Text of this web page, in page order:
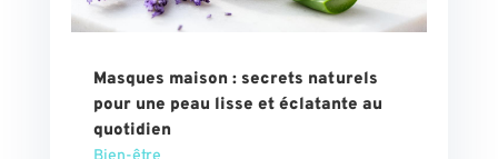
Masques maison : secrets naturels
pour une peau lisse et éclatante au
quotidien